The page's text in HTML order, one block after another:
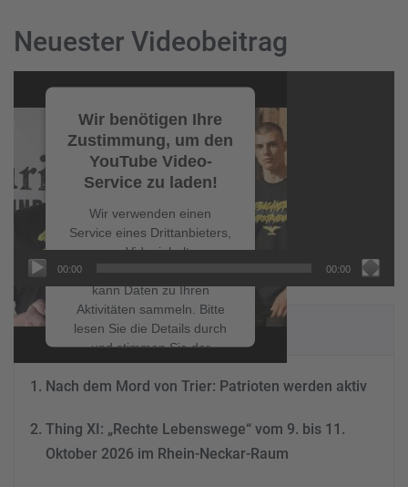
Neuester Videobeitrag
Player
Wir benötigen Ihre
Zustimmung, um den
YouTube Video-
Service zu laden!
Wir verwenden einen
Service eines Drittanbieters,
um Videoinhalte
einzubetten. Dieser Service
kann Daten zu Ihren
Aktivitäten sammeln. Bitte
lesen Sie die Details durch
und stimmen Sie der
Nutzung des Service zu, um
dieses Video anzusehen.
Mehr Informationen
00:00 00:00
NEUESTE BEITRÄGE
Nach dem Mord von Trier: Patrioten werden aktiv
Thing XI: „Rechte Lebenswege“ vom 9. bis 11.
Oktober 2026 im Rhein-Neckar-Raum